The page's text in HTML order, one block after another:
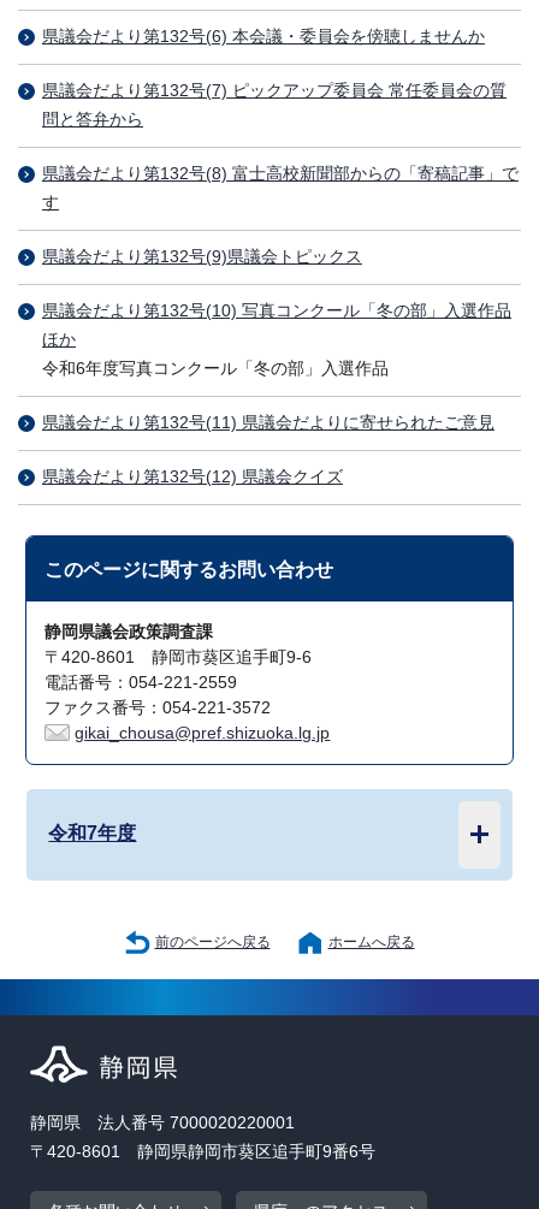
県議会だより第132号(6) 本会議・委員会を傍聴しませんか
県議会だより第132号(7) ピックアップ委員会 常任委員会の質
問と答弁から
県議会だより第132号(8) 富士高校新聞部からの「寄稿記事」で
す
県議会だより第132号(9)県議会トピックス
県議会だより第132号(10) 写真コンクール「冬の部」入選作品
ほか
令和6年度写真コンクール「冬の部」入選作品
県議会だより第132号(11) 県議会だよりに寄せられたご意見
県議会だより第132号(12) 県議会クイズ
このページに関するお問い合わせ
静岡県議会政策調査課
〒420-8601 静岡市葵区追手町9-6
電話番号：054-221-2559
ファクス番号：054-221-3572
gikai_chousa@pref.shizuoka.lg.jp
令和7年度
前のページへ戻る ホームへ戻る
静岡県 法人番号 7000020220001
〒420-8601 静岡県静岡市葵区追手町9番6号